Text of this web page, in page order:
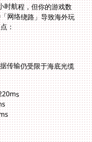
时航程，但你的游戏数
网络绕路」导致海外玩
：
传输仍受限于海底光缆